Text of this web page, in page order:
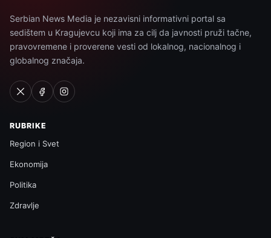
Serbian News Media je nezavisni informativni portal sa
sedištem u Kragujevcu koji ima za cilj da javnosti pruži tačne,
pravovremene i proverene vesti od lokalnog, nacionalnog i
globalnog značaja.
RUBRIKE
Region i Svet
Ekonomija
Politika
Zdravlje